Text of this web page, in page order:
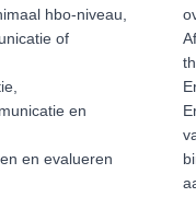
hbo-niveau,
of
en
en evalueren